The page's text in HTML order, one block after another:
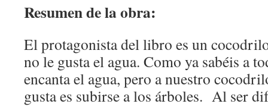
Resumen de la obra:
El protagonista del libro es un
no le gusta el agua. Como ya sabéis a
encanta el agua, pero a nuestro
gusta es subirse a los árboles. Al ser